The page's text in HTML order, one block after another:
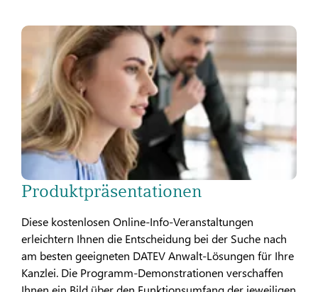
Produktpräsentationen
Diese kostenlosen Online-Info-Veranstaltungen
erleichtern Ihnen die Entscheidung bei der Suche nach
am besten geeigneten DATEV Anwalt-Lösungen für Ihre
Kanzlei. Die Programm-Demonstrationen verschaffen